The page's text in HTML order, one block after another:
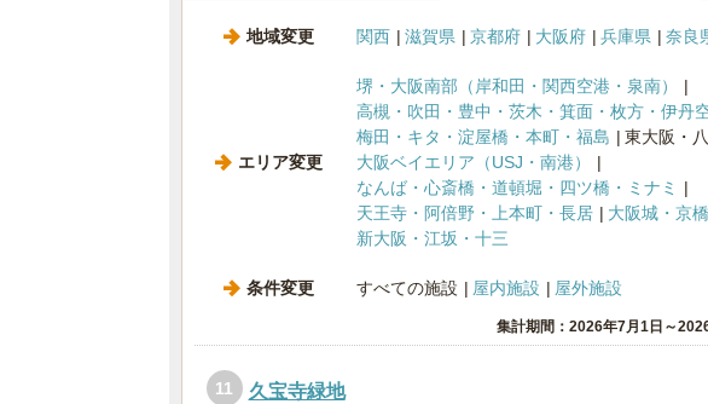
地域変更 関西 滋賀県 京都府 大阪府 兵庫県 奈良
エリア変更
堺・大阪南部（岸和田・関西空港・泉南）
高槻・吹田・豊中・茨木・箕面・枚方・伊丹
梅田・キタ・淀屋橋・本町・福島
東大阪・
大阪ベイエリア（USJ・南港）
なんば・心斎橋・道頓堀・四ツ橋・ミナミ
天王寺・阿倍野・上本町・長居
大阪城・京
新大阪・江坂・十三
条件変更 すべての施設 屋内施設 屋外施設
集計期間：2026年7月1日～
11 久宝寺緑地